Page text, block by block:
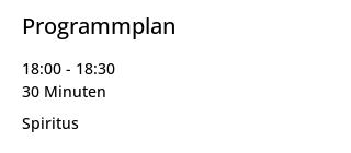
Programmplan
18:00 - 18:30
30 Minuten
Spiritus